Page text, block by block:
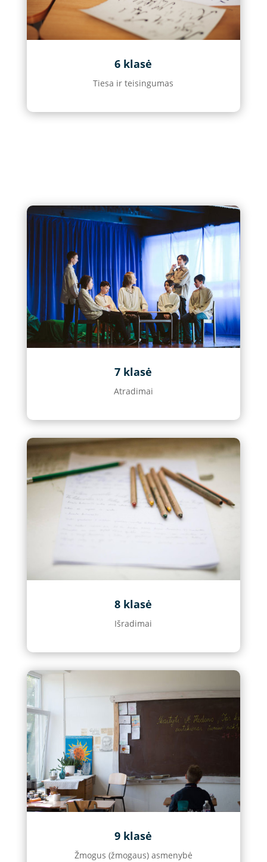
6 klasė
Tiesa ir teisingumas
7 klasė
Atradimai
8 klasė
Išradimai
9 klasė
Žmogus (žmogaus) asmenybė